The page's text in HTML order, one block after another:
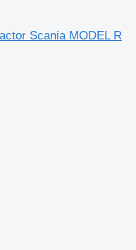
Scania MODEL R